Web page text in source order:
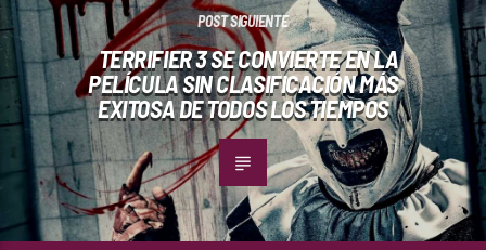
POST SIGUIENTE
TERRIFIER 3 SE CONVIERTE EN LA
PELÍCULA SIN CLASIFICACIÓN MÁS
EXITOSA DE TODOS LOS TIEMPOS